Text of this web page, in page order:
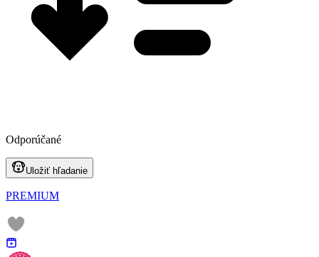
Odporúčané
Uložiť hľadanie
PREMIUM